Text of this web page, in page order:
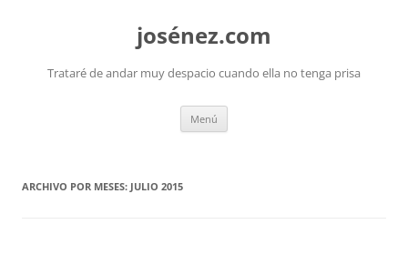
josénez.com
Trataré de andar muy despacio cuando ella no tenga prisa
Menú
ARCHIVO POR MESES: JULIO 2015